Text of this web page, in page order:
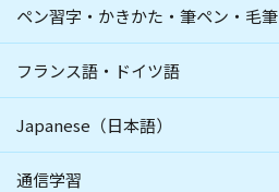
ペン習字・かきかた・筆ペン・毛筆
フランス語・ドイツ語
Japanese（日本語）
通信学習